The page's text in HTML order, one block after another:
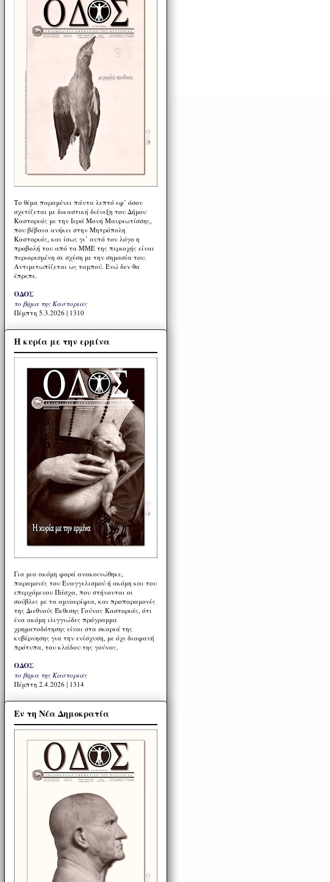
Το θέμα παραμένει πάντα λεπτό εφ’ όσον
σχετίζεται με δικαστική διένεξη του Δήμου
Καστοριάς με την Ιερά Μονή Μαυριωτίσσης,
που βέβαια ανήκει στην Μητρόπολη
Καστοριάς, και ίσως γι’ αυτό τον λόγο η
προβολή του από τα ΜΜΕ της περιοχής είναι
περιορισμένη σε σχέση με την σημασία του.
Αντιμετωπίζεται ως ταμπού. Ενώ δεν θα
έπρεπε.
ΟΔΟΣ
το βήμα της Καστοριάς
Πέμπτη 5.3.2026 | 1310
Η κυρία με την ερμίνα
Για μια ακόμη φορά ανακοινώθηκε,
παραμονές του Ευαγγελισμού ή ακόμη και του
επερχόμενου Πάσχα, που στήνονται οι
σούβλες με τα αμνοερίφια, και προπαραμονές
της Διεθνούς Έκθεσης Γούνας Καστοριάς, ότι
ένα ακόμη ιλιγγιώδες πρόγραμμα
χρηματοδότησης είναι στα σκαριά της
κυβέρνησης για την ενίσχυση, με όχι διαφανή
πρότυπα, του κλάδου της γούνας.
ΟΔΟΣ
το βήμα της Καστοριάς
Πέμπτη 2.4.2026 | 1314
Εν τη Νέα Δημοκρατία